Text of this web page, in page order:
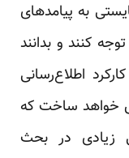
به پیامدهای
کنند و بدانند
اطلاع‌رسانی
خواهد ساخت که
زیادی در بحث